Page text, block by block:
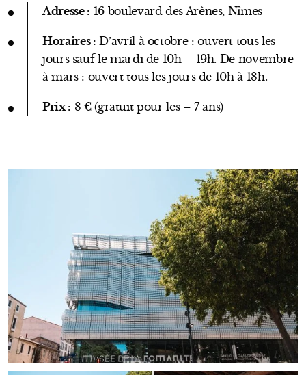
Adresse : 16 boulevard des Arènes, Nîmes
Horaires : D’avril à octobre : ouvert tous les
jours sauf le mardi de 10h – 19h. De novembre
à mars : ouvert tous les jours de 10h à 18h.
Prix : 8 € (gratuit pour les – 7 ans)